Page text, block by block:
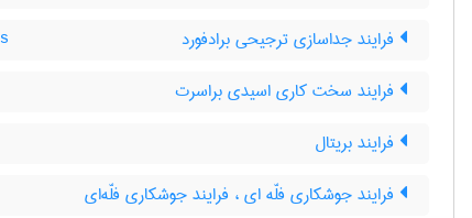
فرایند جداسازی ترجیحی برادفورد
فرایند سخت کاری اسیدی براسرت
فرایند بریتال
فرایند جوشکاری فلّه ای ، فرایند جوشکاری فلّه‌ای